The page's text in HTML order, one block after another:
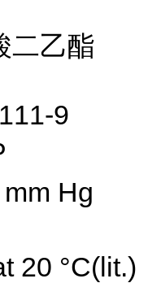
二乙酯
9
Hg
20 °C(lit.)